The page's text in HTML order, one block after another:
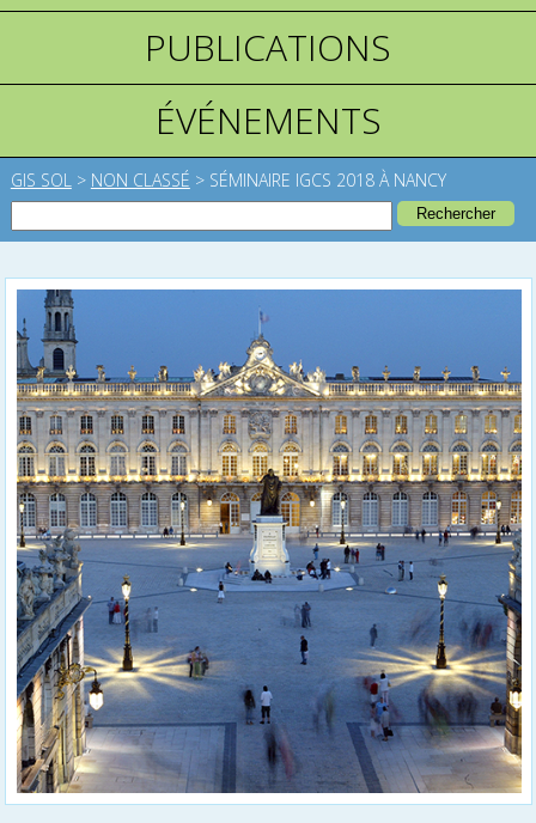
PUBLICATIONS
ÉVÉNEMENTS
GIS SOL > NON CLASSÉ > SÉMINAIRE IGCS 2018 À NANCY